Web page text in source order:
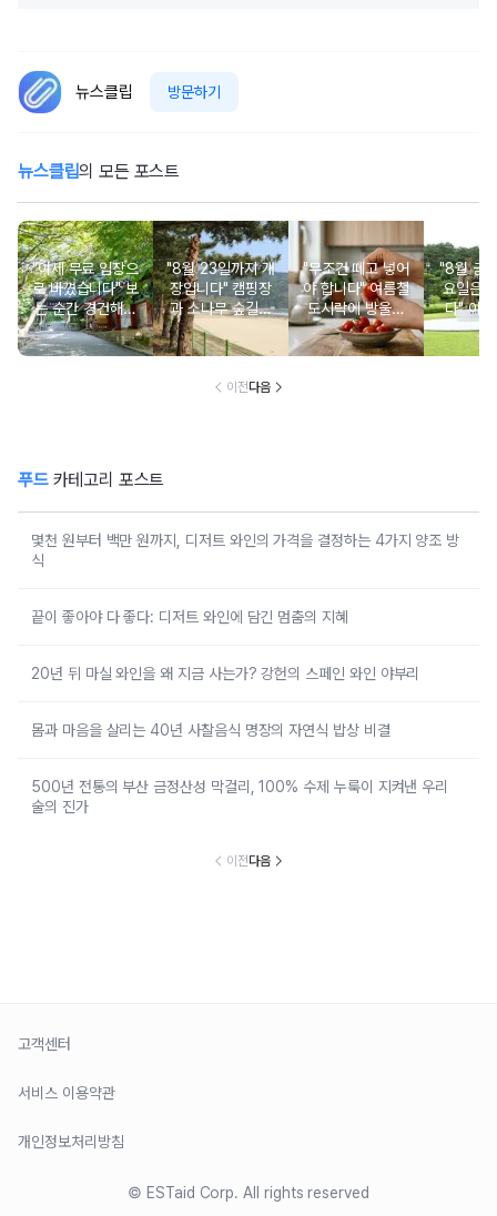
뉴스클립 방문하기
뉴스클립의 모든 포스트
"이제 무료 입장으
로 바꼈습니다" 보
는 순간 경건해지
고 마음이 편안해
지는 사찰 여행지
"8월 23일까지 개
장입니다" 캠핑장
과 소나무 숲길이
붙어있는 조용한
남해 해수욕장
"무조건 떼고 넣어
야 합니다" 여름철
도시락에 방울토
마토 꼭지 그대로
넣으면 생기는 일
"8월 금
요일은
다" 이
무료로
한 의미
이전다음
푸드카테고리 포스트
몇천 원부터 백만 원까지, 디저트 와인의 가격을 결정하는 4가지 양조 방
식
끝이 좋아야 다 좋다: 디저트 와인에 담긴 멈춤의 지혜
20년 뒤 마실 와인을 왜 지금 사는가? 강헌의 스페인 와인 야부리
몸과 마음을 살리는 40년 사찰음식 명장의 자연식 밥상 비결
500년 전통의 부산 금정산성 막걸리, 100% 수제 누룩이 지켜낸 우리
술의 진가
이전다음
고객센터
서비스 이용약관
개인정보처리방침
© ESTaid Corp. All rights reserved